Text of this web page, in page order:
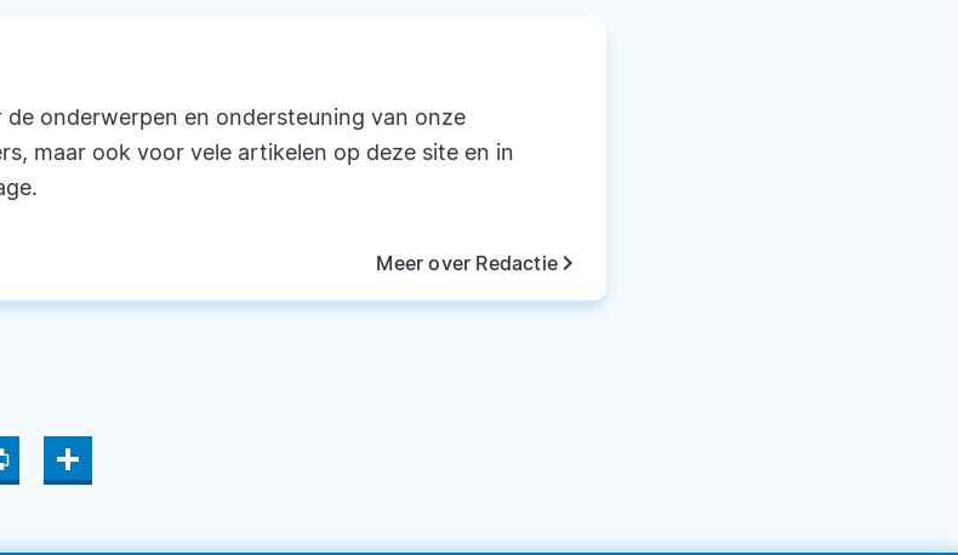
onderwerpen en ondersteuning van onze
maar ook voor vele artikelen op deze site en in
Meer over Redactiekeyboard_arrow_right
Deel